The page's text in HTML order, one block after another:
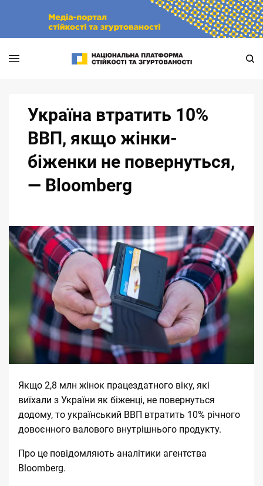
Україна втратить 10%
ВВП, якщо жінки-
біженки не повернуться,
— Bloomberg
Якщо 2,8 млн жінок працездатного віку, які
виїхали з України як біженці, не повернуться
додому, то український ВВП втратить 10% річного
довоєнного валового внутрішнього продукту.
Про це повідомляють аналітики агентства
Bloomberg.